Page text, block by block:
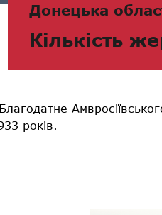
Донецька
Кількість
років.